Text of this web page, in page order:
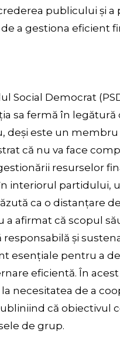
publicului și a
a gestiona eficient
Social Democrat
sa fermă în legătură
este un membru
că nu va face
resurselor
interiorul partidului,
ca o distanțare
afirmat că scopul
și
esențiale pentru a
eficientă. În
necesitatea de a
că obiectivul
de grup.